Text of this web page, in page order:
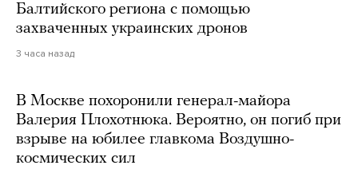
Балтийского региона с помощью
захваченных украинских дронов
3 часа назад
В Москве похоронили генерал-майора
Валерия Плохотнюка. Вероятно, он погиб при
взрыве на юбилее главкома Воздушно-
космических сил